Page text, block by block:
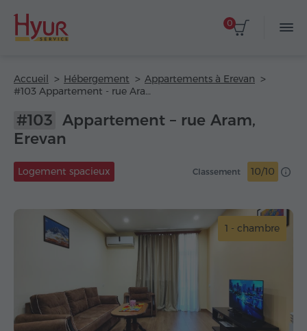
0
Accueil Hébergement
Appartements à Erevan
#103 Appartement - rue Aram
#103 Appartement – rue Aram,
Erevan
Logement spacieux Classement 10/10
1 - chambre